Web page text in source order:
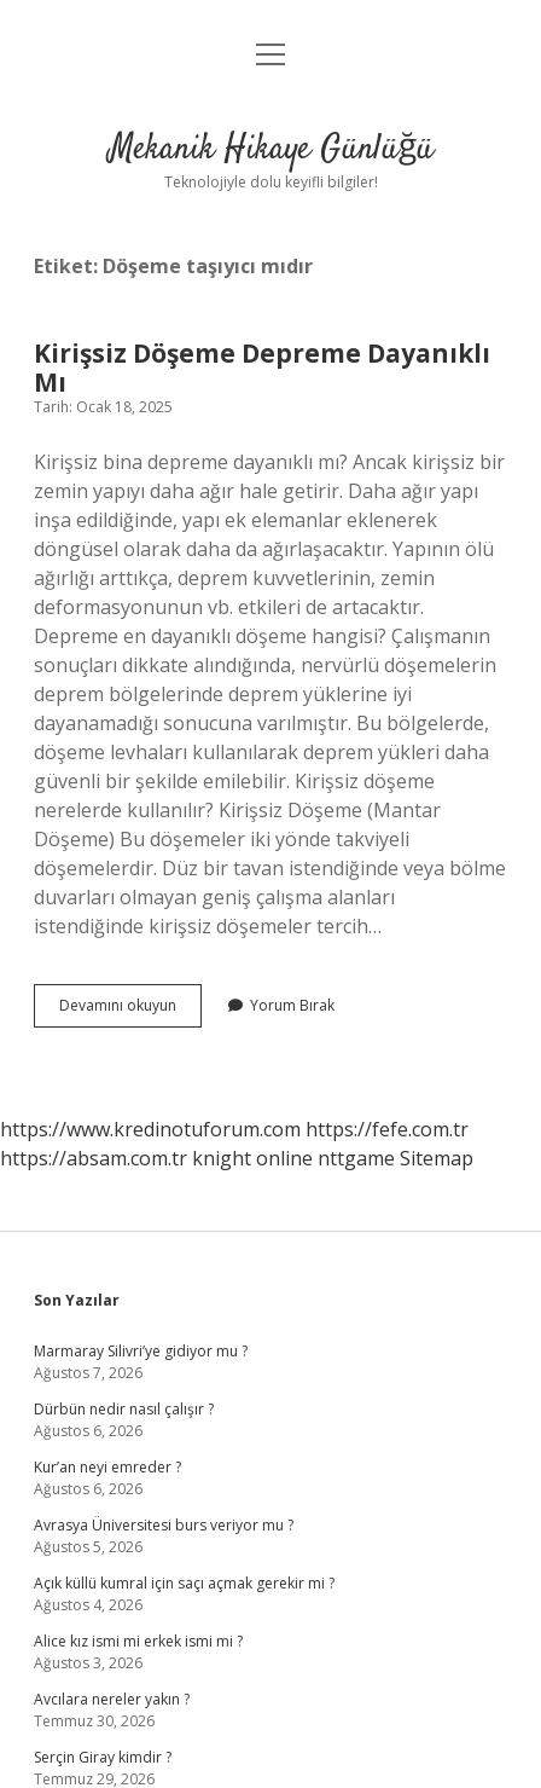
Anasayfa
Yasal Uyarı
menüyü
Mekanik Hikaye Günlüğü
Teknolojiyle dolu keyifli bilgiler!
Etiket: Döşeme taşıyıcı mıdır
Kirişsiz Döşeme Depreme Dayanıklı
Mı
Tarih: Ocak 18, 2025
Kirişsiz bina depreme dayanıklı mı? Ancak kirişsiz bir
zemin yapıyı daha ağır hale getirir. Daha ağır yapı
inşa edildiğinde, yapı ek elemanlar eklenerek
döngüsel olarak daha da ağırlaşacaktır. Yapının ölü
ağırlığı arttıkça, deprem kuvvetlerinin, zemin
deformasyonunun vb. etkileri de artacaktır.
Depreme en dayanıklı döşeme hangisi? Çalışmanın
sonuçları dikkate alındığında, nervürlü döşemelerin
deprem bölgelerinde deprem yüklerine iyi
dayanamadığı sonucuna varılmıştır. Bu bölgelerde,
döşeme levhaları kullanılarak deprem yükleri daha
güvenli bir şekilde emilebilir. Kirişsiz döşeme
nerelerde kullanılır? Kirişsiz Döşeme (Mantar
Döşeme) Bu döşemeler iki yönde takviyeli
döşemelerdir. Düz bir tavan istendiğinde veya bölme
duvarları olmayan geniş çalışma alanları
istendiğinde kirişsiz döşemeler tercih…
Devamını okuyun
Döşeme
Yorum Bırak
https://www.kredinotuforum.com https://fefe.com.tr
https://absam.com.tr knight online nttgame Sitemap
Sidebar
Son Yazılar
Marmaray Silivri’ye gidiyor mu ?
Ağustos 7, 2026
Dürbün nedir nasıl çalışır ?
Ağustos 6, 2026
Kur’an neyi emreder ?
Ağustos 6, 2026
Avrasya Üniversitesi burs veriyor mu ?
Ağustos 5, 2026
Açık küllü kumral için saçı açmak gerekir mi ?
Ağustos 4, 2026
Alice kız ismi mi erkek ismi mi ?
Ağustos 3, 2026
Avcılara nereler yakın ?
Temmuz 30, 2026
Serçin Giray kimdir ?
Temmuz 29, 2026